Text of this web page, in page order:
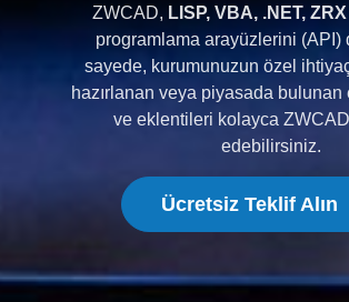
ZWCAD, LISP, VBA, .NET, ZRX
programlama arayüzlerini (API)
sayede, kurumunuzun özel
hazırlanan veya piyasada bulunan
ve eklentileri kolayca
edebilirsiniz.
Ücretsiz Teklif Alın